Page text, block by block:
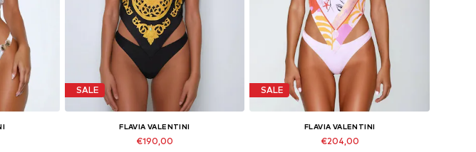
SALE
FLAVIA VALENTINI
€190,00
SALE
FLAVIA VALENTINI
€204,00